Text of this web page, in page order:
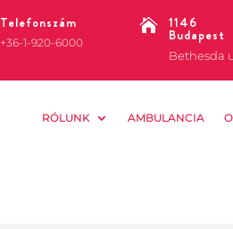
Telefonszám
+36-1-920-6000
 1146
Budapest
Bethesda
RÓLUNK AMBULANCIA